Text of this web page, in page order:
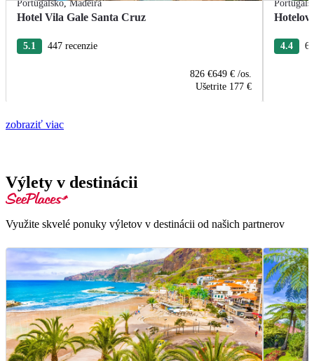
Portugalsko,Madeira
Hotel Vila Gale Santa Cruz
5.1 447 recenzie
826 €649 € /os.
Ušetrite 177 €
4.4
zobraziť viac
Výlety v destinácii
Využite skvelé ponuky výletov v destinácii od našich partnerov